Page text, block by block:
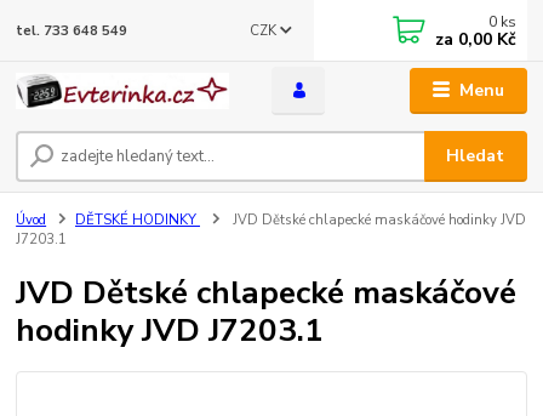
Menu
CZK
Hledat
tel. 733 648 549 0 ks
za 0,00 Kč
Úvod DĚTSKÉ HODINKY
JVD Dětské chlapecké maskáčové hodinky JVD
J7203.1
JVD Dětské chlapecké maskáčové
hodinky JVD J7203.1